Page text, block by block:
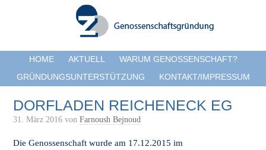
HOME AKTUELL
WARUM GENOSSENSCHAFT?
GRÜNDUNGSUNTERSTÜTZUNG
KONTAKT/IMPRESSUM
DORFLADEN REICHENECK EG
31. März 2016 vonFarnoush Bejnoud
Die Genossenschaft wurde am 17.12.2015 im